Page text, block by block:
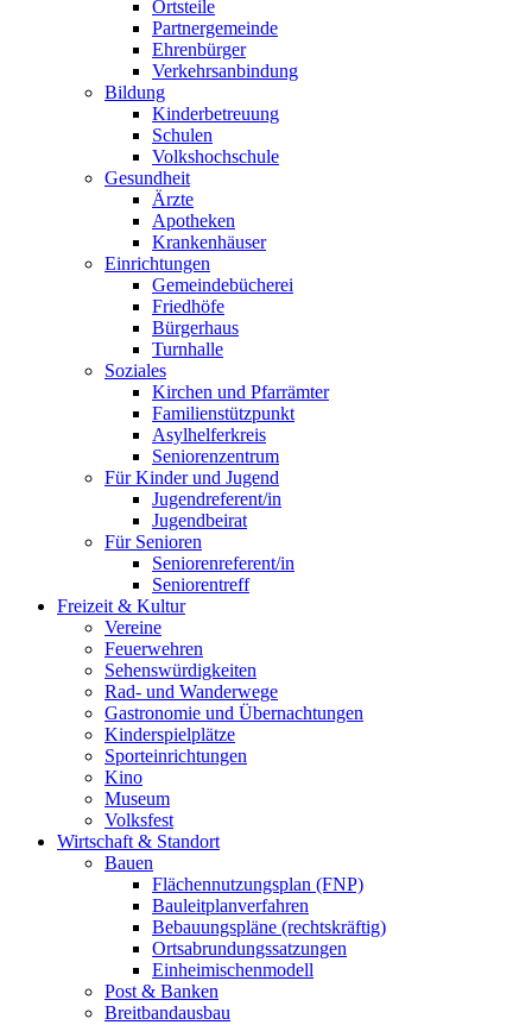
Ortsteile
Partnergemeinde
Ehrenbürger
Verkehrsanbindung
Bildung
Kinderbetreuung
Schulen
Volkshochschule
Gesundheit
Ärzte
Apotheken
Krankenhäuser
Einrichtungen
Gemeindebücherei
Friedhöfe
Bürgerhaus
Turnhalle
Soziales
Kirchen und Pfarrämter
Familienstützpunkt
Asylhelferkreis
Seniorenzentrum
Für Kinder und Jugend
Jugendreferent/in
Jugendbeirat
Für Senioren
Seniorenreferent/in
Seniorentreff
Freizeit & Kultur
Vereine
Feuerwehren
Sehenswürdigkeiten
Rad- und Wanderwege
Gastronomie und Übernachtungen
Kinderspielplätze
Sporteinrichtungen
Kino
Museum
Volksfest
Wirtschaft & Standort
Bauen
Flächennutzungsplan (FNP)
Bauleitplanverfahren
Bebauungspläne (rechtskräftig)
Ortsabrundungssatzungen
Einheimischenmodell
Post & Banken
Breitbandausbau